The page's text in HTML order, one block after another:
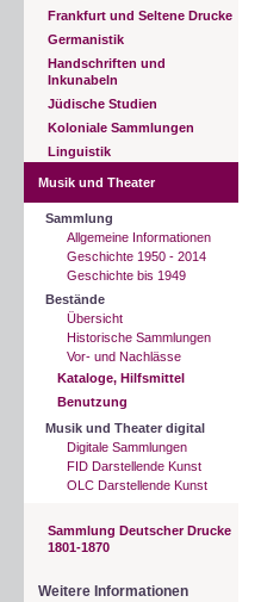
Frankfurt und Seltene Drucke
Germanistik
Handschriften und
Inkunabeln
Jüdische Studien
Koloniale Sammlungen
Linguistik
Musik und Theater
Sammlung
Allgemeine Informationen
Geschichte 1950 - 2014
Geschichte bis 1949
Bestände
Übersicht
Historische Sammlungen
Vor- und Nachlässe
Kataloge, Hilfsmittel
Benutzung
Musik und Theater digital
Digitale Sammlungen
FID Darstellende Kunst
OLC Darstellende Kunst
Sammlung Deutscher Drucke
1801-1870
Weitere Informationen